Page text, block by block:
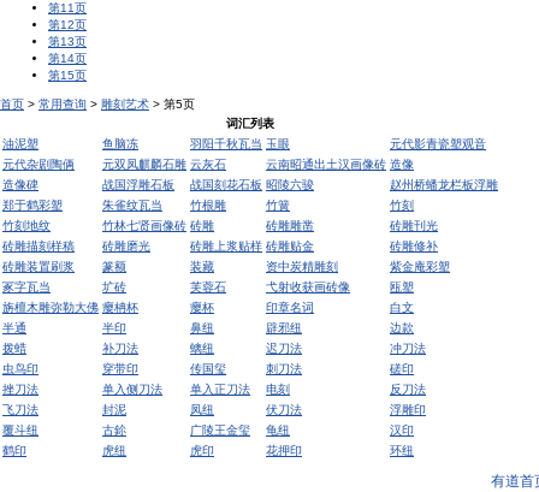
第11页
第12页
第13页
第14页
第15页
首页 > 常用查询 > 雕刻艺术 > 第5页
词汇列表
油泥塑
鱼脑冻 羽阳千秋瓦当 玉眼
元代影青瓷塑观音
元代杂剧陶俩
元双凤麒麟石雕 云灰石 云南昭通出土汉画像砖 造像
造像碑
战国浮雕石板 战国刻花石板 昭陵六骏
赵州桥蟠龙栏板浮雕
郑于鹤彩塑
朱雀纹瓦当 竹根雕 竹簧
竹刻
竹刻地纹
竹林七贤画像砖 砖雕 砖雕雕凿
砖雕刊光
砖雕描刻样稿
砖雕磨光 砖雕上浆贴样 砖雕贴金
砖雕修补
砖雕装置刷浆
篆额 装藏 资中炭精雕刻
紫金庵彩塑
冢字瓦当
圹砖 芙蓉石 弋射收获画砖像
瓯塑
旃檀木雕弥勒大佛 瘿柟杯 瘿杯 印章名词
白文
半通
半印 鼻纽 辟邪纽
边款
拨蜡
补刀法 螭纽 迟刀法
冲刀法
虫鸟印
穿带印 传国玺 刺刀法
磋印
挫刀法
单入侧刀法 单入正刀法 电刻
反刀法
飞刀法
封泥 凤纽 伏刀法
浮雕印
覆斗纽
古鉩 广陵王金玺 龟纽
汉印
鹤印
虎纽 虎印 花押印 环纽
有道首